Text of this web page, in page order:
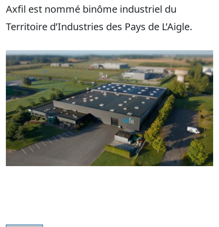
Axfil est nommé binôme industriel du
Territoire d’Industries des Pays de L’Aigle.